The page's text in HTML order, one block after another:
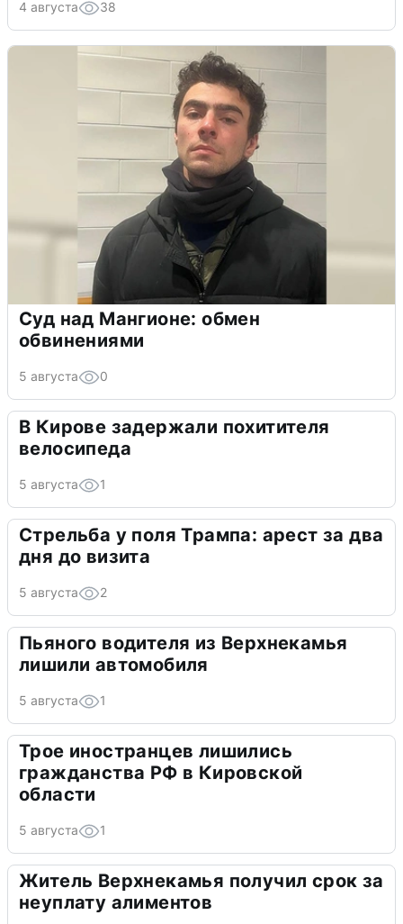
4 августа 38
Суд над Мангионе: обмен
обвинениями
5 августа 0
В Кирове задержали похитителя
велосипеда
5 августа 1
Стрельба у поля Трампа: арест за два
дня до визита
5 августа 2
Пьяного водителя из Верхнекамья
лишили автомобиля
5 августа 1
Трое иностранцев лишились
гражданства РФ в Кировской
области
5 августа 1
Житель Верхнекамья получил срок за
неуплату алиментов